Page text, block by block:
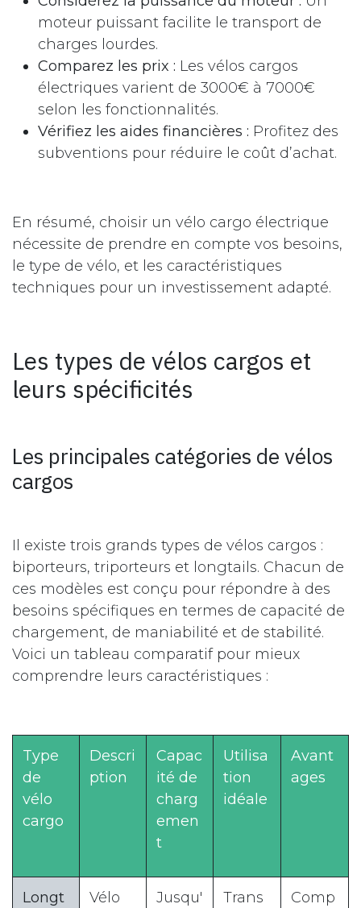
moteur puissant facilite le transport de
charges lourdes.
Comparez les prix : Les vélos cargos
électriques varient de 3000€ à 7000€
selon les fonctionnalités.
Vérifiez les aides financières : Profitez des
subventions pour réduire le coût d’achat.
En résumé, choisir un vélo cargo électrique
nécessite de prendre en compte vos besoins,
le type de vélo, et les caractéristiques
techniques pour un investissement adapté.
Les types de vélos cargos et
leurs spécificités
Les principales catégories de vélos
cargos
Il existe trois grands types de vélos cargos :
biporteurs, triporteurs et longtails. Chacun de
ces modèles est conçu pour répondre à des
besoins spécifiques en termes de capacité de
chargement, de maniabilité et de stabilité.
Voici un tableau comparatif pour mieux
comprendre leurs caractéristiques :
Type
de
vélo
cargo
Descri
ption
Capac
ité de
charg
emen
t
Utilisa
tion
idéale
Avant
ages
Longt
Vélo
Jusqu'
Trans
Comp